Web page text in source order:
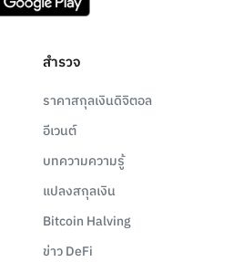
สำรวจ
ราคาสกุลเงินดิจิตอล
อีเวนต์
บทความความรู้
แปลงสกุลเงิน
Bitcoin Halving
ข่าว DeFi